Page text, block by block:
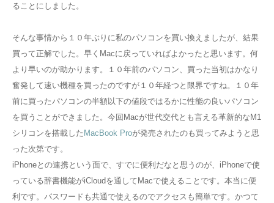
ることにしました。
そんな事情から１０年ぶりに私のパソコンを買い換えましたが、結果
買って正解でした。早くMacに戻っていればよかったと思います。何
より早いのが助かります。１０年前のパソコン、買った当初はかなり
奮発して速い機種を買ったのですが１０年経つと限界ですね。１０年
前に買ったパソコンの半額以下の値段ではるかに性能の良いパソコン
を買うことができました。今回Macが世代交代とも言える革新的なM1
シリコンを搭載した MacBook Proが発売されたのも買ってみようと思
った次第です。
iPhoneとの連携という面で、すでに便利だなと思うのが、iPhoneで使
っている辞書機能がiCloudを通してMacで使えることです。本当に便
利です。パスワードも共通で使えるのでアクセスも簡単です。かつて